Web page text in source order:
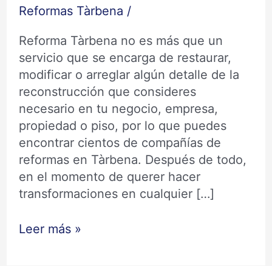
Reformas Tàrbena /
Reforma Tàrbena no es más que un
servicio que se encarga de restaurar,
modificar o arreglar algún detalle de la
reconstrucción que consideres
necesario en tu negocio, empresa,
propiedad o piso, por lo que puedes
encontrar cientos de compañías de
reformas en Tàrbena. Después de todo,
en el momento de querer hacer
transformaciones en cualquier […]
Leer más »